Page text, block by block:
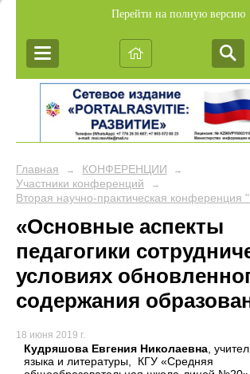
Перейти на полную версию
Главная → КОНФЕРЕНЦИИ →
Участники конференций →
Вторая научно-практическая
«Основные аспекты
педагогики
условиях
содержания
18 июня 2019 г.
Кудряшова Евгения Николаевна,
языка и литературы, КГУ «Средняя